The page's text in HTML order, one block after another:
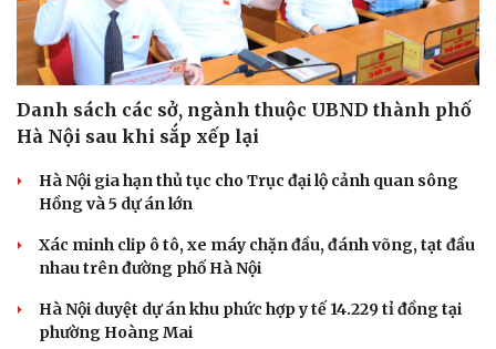
Văn hóa
Sân khấu - Điện ảnh
Âm nhạc
Di sản
Giải trí
Sao Việt
Danh sách các sở, ngành thuộc UBND thành phố
Hà Nội sau khi sắp xếp lại
Hà Nội gia hạn thủ tục cho Trục đại lộ cảnh quan sông
Hồng và 5 dự án lớn
Xác minh clip ô tô, xe máy chặn đầu, đánh võng, tạt đầu
nhau trên đường phố Hà Nội
Hà Nội duyệt dự án khu phức hợp y tế 14.229 tỉ đồng tại
phường Hoàng Mai